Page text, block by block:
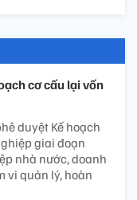
cơ cấu lại vốn
duyệt Kế hoạch
giai đoạn
nhà nước, doanh
vi quản lý, hoàn